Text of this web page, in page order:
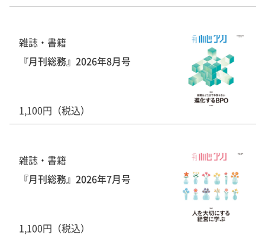
雑誌・書籍
『月刊総務』2026年8月号
1,100円（税込）
雑誌・書籍
『月刊総務』2026年7月号
1,100円（税込）